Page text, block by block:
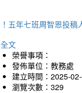
五年七班周智恩投稿
文
榮譽事項：
發佈單位：教務處
建立時間：2025-
瀏覽次數：329